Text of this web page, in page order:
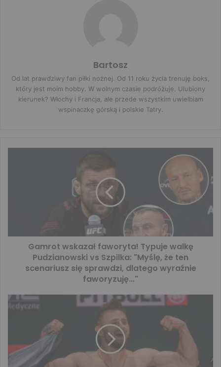
Bartosz
Od lat prawdziwy fan piłki nożnej. Od 11 roku życia trenuję boks,
który jest moim hobby. W wolnym czasie podróżuje. Ulubiony
kierunek? Włochy i Francja, ale przede wszystkim uwielbiam
wspinaczkę górską i polskie Tatry.
Gamrot wskazał faworyta! Typuje walkę
Pudzianowski vs Szpilka: "Myślę, że ten
scenariusz się sprawdzi, dlatego wyraźnie
faworyzuję..."